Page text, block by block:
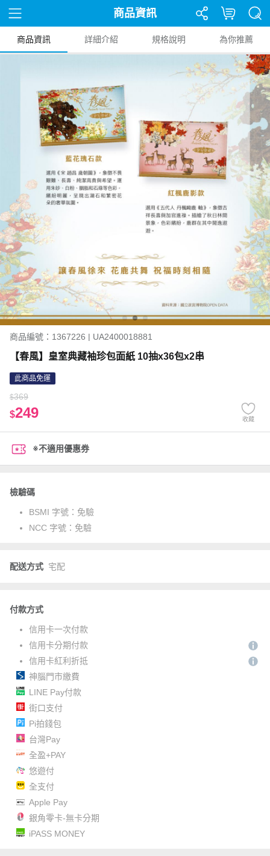
商品資訊
商品資訊 詳細介紹 規格說明 為你推薦
商品編號：1367226 | UA2400018881
【春風】皇室典藏袖珍包面紙 10抽x36包x2串
此商品免運
$369
$249 收藏
※不適用優惠券
檢驗碼
BSMI 字號： 免驗
NCC 字號： 免驗
配送方式 宅配
付款方式
信用卡一次付款
信用卡分期付款
信用卡紅利折抵
神腦門市繳費
LINE Pay付款
街口支付
Pi拍錢包
台灣Pay
全盈+PAY
悠遊付
全支付
Apple Pay
銀角零卡-無卡分期
iPASS MONEY